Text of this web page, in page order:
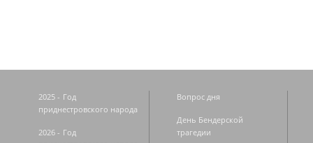
2025 - Год
приднестровского народа
2026 - Год
Вопрос дня
День Бендерской
трагедии